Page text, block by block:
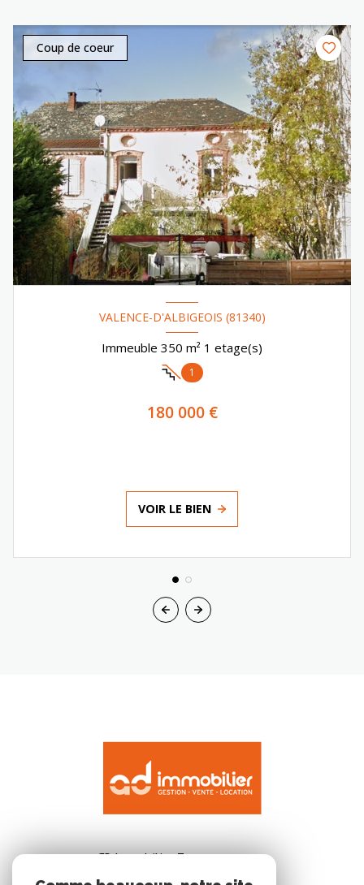
Coup de coeur
VALENCE-D'ALBIGEOIS (81340)
Immeuble 350 m² 1 etage(s)
1
180 000 €
VOIR LE BIEN
AD Immobilier Tarn